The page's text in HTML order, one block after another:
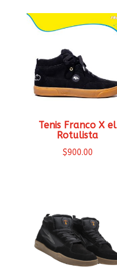
Tenis Franco X el
Rotulista
$900.00